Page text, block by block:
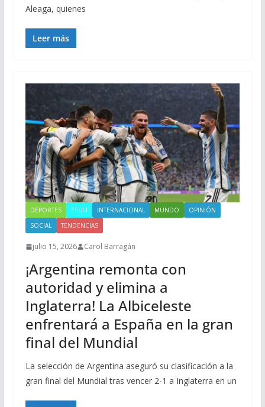
Aleaga, quienes
Leer más
DEPORTES EEUU INTERNACIONAL MUNDO
OPINIÓN
SOCIAL
TENDENCIAS
julio 15, 2026 Carol Barragán
¡Argentina remonta con
autoridad y elimina a
Inglaterra! La Albiceleste
enfrentará a España en la gran
final del Mundial
La selección de Argentina aseguró su clasificación a la
gran final del Mundial tras vencer 2-1 a Inglaterra en un